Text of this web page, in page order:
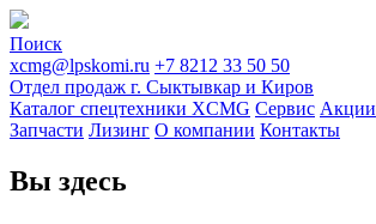
Поиск
xcmg@lpskomi.ru +7 8212 33 50 50
Отдел продаж г. Сыктывкар и Киров
Каталог спецтехники XCMG Сервис Акции
Запчасти Лизинг О компании Контакты
Вы здесь